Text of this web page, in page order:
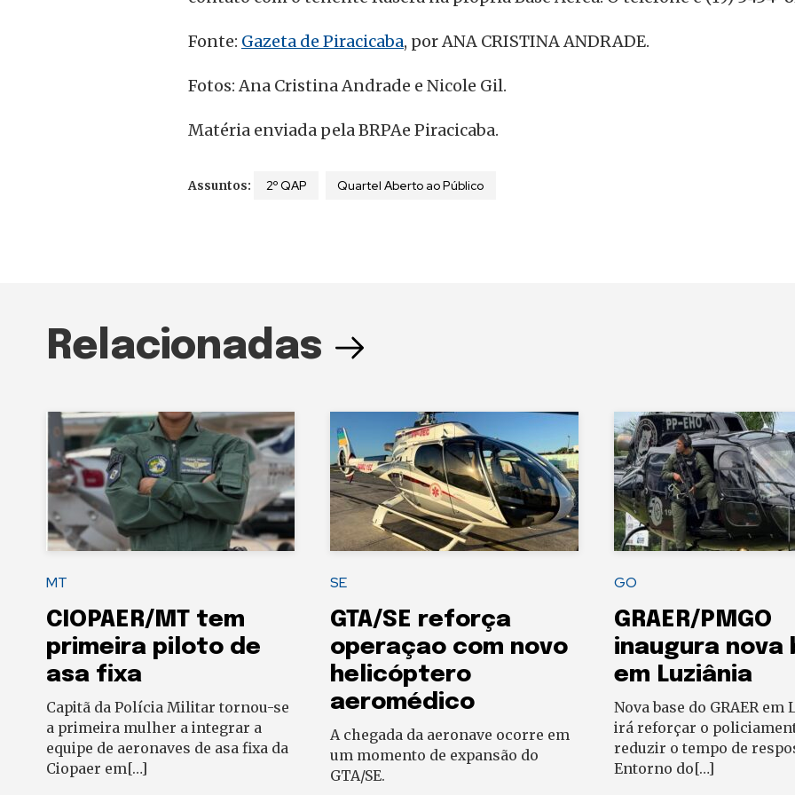
Fonte: Gazeta de Piracicaba, por ANA CRISTINA ANDRADE.
Fotos: Ana Cristina Andrade e Nicole Gil.
Matéria enviada pela BRPAe Piracicaba.
Assuntos: 2º QAP Quartel Aberto ao Público
Relacionadas
MT
CIOPAER/MT tem
primeira piloto de
asa fixa
Capitã da Polícia Militar tornou-se
a primeira mulher a integrar a
equipe de aeronaves de asa fixa da
Ciopaer em[…]
SE
GTA/SE reforça
operaçao com novo
helicóptero
aeromédico
A chegada da aeronave ocorre em
um momento de expansão do
GTA/SE.
GO
GRAER/PMGO
inaugura nova
em Luziânia
Nova base do GRAER em
irá reforçar o
reduzir o tempo de
Entorno do[…]